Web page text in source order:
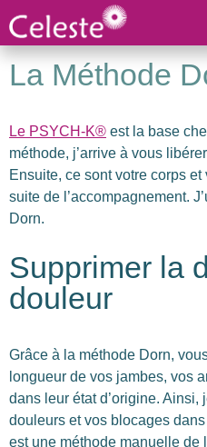
La Méthode
Le PSYCH-K® est la base
méthode, j’arrive à vous
Ensuite, ce sont votre corps
suite de l’accompagnement.
Dorn.
Supprimer la
douleur
Grâce à la méthode Dorn,
longueur de vos jambes, vos
dans leur état d’origine. Ainsi,
douleurs et vos blocages
est une méthode manuelle de